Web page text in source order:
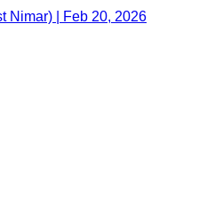
Nimar) | Feb 20, 2026